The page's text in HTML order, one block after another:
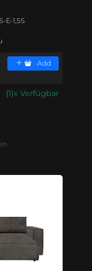
E-1,5S
Add
{1}x Verfügbar